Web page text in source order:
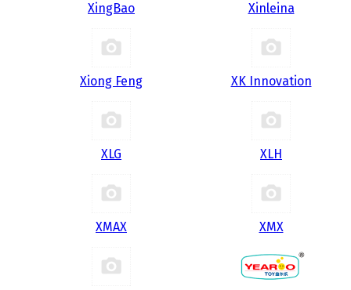
XingBao Xinleina
Xiong Feng XK Innovation
XLG XLH
XMAX XMX